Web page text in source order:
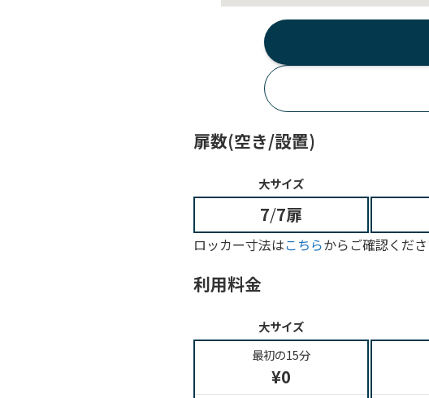
扉数(空き/設置)
大サイズ
7/7扉
ロッカー寸法はこちらからご確認くださ
利用料金
大サイズ
最初の15分
¥0